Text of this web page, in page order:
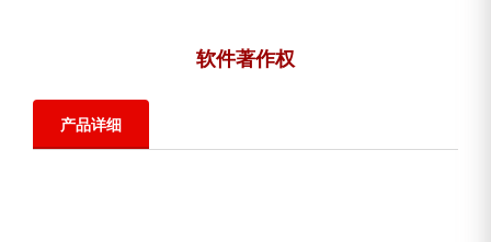
软件著作权
产品详细